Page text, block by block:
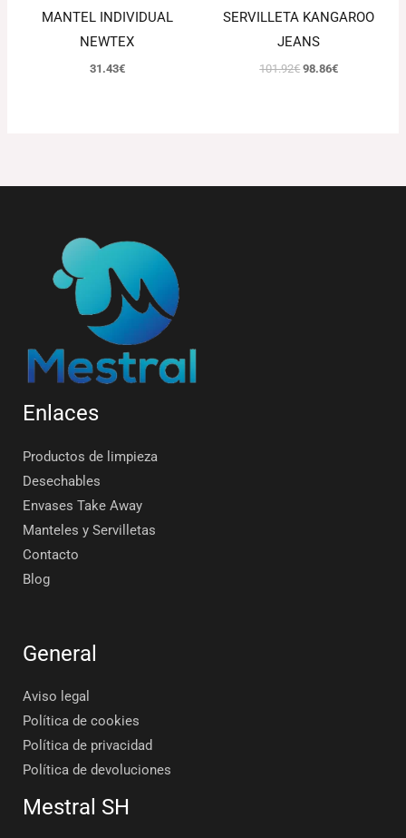
MANTEL INDIVIDUAL
NEWTEX
31.43€
SERVILLETA KANGAROO
JEANS
101.92€ 98.86€
Enlaces
Productos de limpieza
Desechables
Envases Take Away
Manteles y Servilletas
Contacto
Blog
General
Aviso legal
Política de cookies
Política de privacidad
Política de devoluciones
Mestral SH